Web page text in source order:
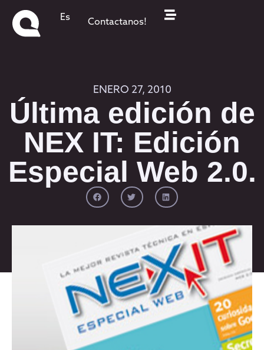
Es Contactanos!
ENERO 27, 2010
Última edición de
NEX IT: Edición
Especial Web 2.0.